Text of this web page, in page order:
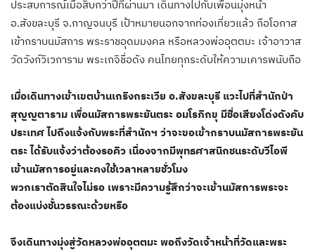
ประสบการณ์เมื่อสิบกว่าปีที่ผ่านมา เดินทางไปกับเพื่อนมุ่งหน้า
อ.สังขละบุรี จ.กาญจนบุรี เป้าหมายนอกจากท่องเที่ยวแล้ว ถือโอกาส
เข้ากราบนมัสการ พระราชอุดมมงคล หรือหลวงพ่ออุตตมะ เจ้าอาวาส
วัดวังก์วิเวการาม พระเกจิชื่อดัง คนไทยทุกระดับให้ความเคารพนับถือ
เมื่อเดินทางเข้าเขตบ้านเกริงกระเวีย อ.สังขละบุรี แวะไปที่สำนักป่า
สุญญตาราม เพื่อนมัสการพระยันตระ อมโรภิกขุ มีชื่อเสียงโด่งดังคับ
ประเทศ ไปถึงแจ้งกับพระที่สำนักฯ ว่าจะขอเข้ากราบนมัสการพระยัน
ตระ ได้รับแจ้งว่าต้องรอคิว เนื่องจากมีพุทธศาสนิกชนระดับวีไอพี
เข้านมัสการอยู่และคงใช้เวลาหลายชั่วโมง
พวกเราตัดสินใจไม่รอ เพราะมีความรู้สึกว่าจะเข้านมัสการพระจะ
ต้องแบ่งชั้นวรรณะด้วยหรือ
จึงเดินทางมุ่งสู่วัดหลวงพ่ออุตตมะ พอถึงวัดเจ้าหน้าที่วัดและพระ